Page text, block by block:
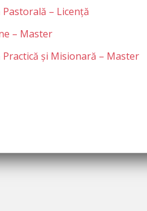
– Licență
– Master
și Misionară – Master